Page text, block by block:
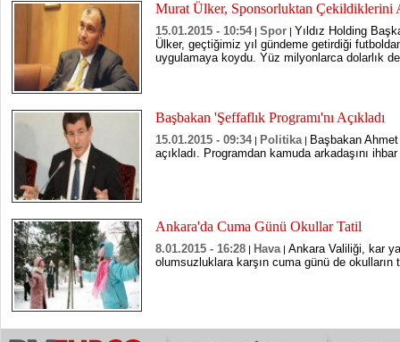
Murat Ülker, Sponsorluktan Çekildiklerini
15.01.2015 - 10:54| Spor | Yıldız Holding
Ülker, geçtiğimiz yıl gündeme getirdiği
uygulamaya koydu. Yüz milyonlarca dolarlık
Başbakan 'Şeffaflık Programı'nı Açıkladı
15.01.2015 - 09:34| Politika | Başbakan
açıkladı. Programdan kamuda arkadaşını
Ankara'da Cuma Günü Okullar Tatil
8.01.2015 - 16:28 | Hava | Ankara Valiliği, kar
olumsuzluklara karşın cuma günü de okulların